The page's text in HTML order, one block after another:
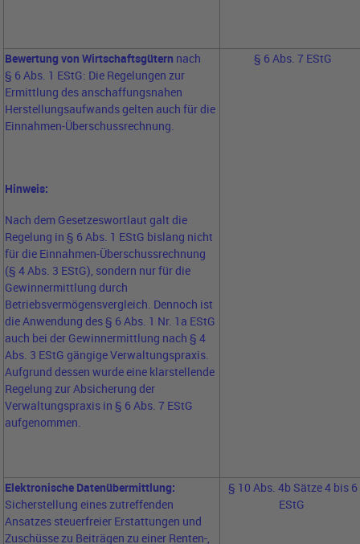
Bewertung von Wirtschaftsgütern nach
§ 6 Abs. 1 EStG: Die Regelungen zur
Ermittlung des anschaffungsnahen
Herstellungsaufwands gelten auch für die
Einnahmen-Überschussrechnung.
Hinweis:
Nach dem Gesetzeswortlaut galt die
Regelung in § 6 Abs. 1 EStG bislang nicht
für die Einnahmen-Überschussrechnung
(§ 4 Abs. 3 EStG), sondern nur für die
Gewinnermittlung durch
Betriebsvermögensvergleich. Dennoch ist
die Anwendung des § 6 Abs. 1 Nr. 1a EStG
auch bei der Gewinnermittlung nach § 4
Abs. 3 EStG gängige Verwaltungspraxis.
Aufgrund dessen wurde eine klarstellende
Regelung zur Absicherung der
Verwaltungspraxis in § 6 Abs. 7 EStG
aufgenommen.
§ 6 Abs. 7 EStG
Elektronische Datenübermittlung:
Sicherstellung eines zutreffenden
Ansatzes steuerfreier Erstattungen und
Zuschüsse zu Beiträgen zu einer Renten-,
§ 10 Abs. 4b Sätze 4 bis 6
EStG